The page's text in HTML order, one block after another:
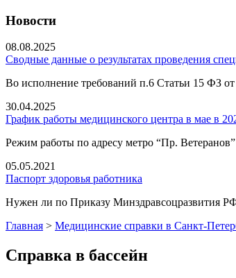
Новости
08.08.2025
Сводные данные о результатах проведения
Во исполнение требований п.6 Статьи 15 ФЗ
30.04.2025
График работы медицинского центра в мае в
Режим работы по адресу метро “Пр.
05.05.2021
Паспорт здоровья работника
Нужен ли по Приказу Минздравсоцразвития
Главная > Медицинские справки в Санкт-
Справка в бассейн